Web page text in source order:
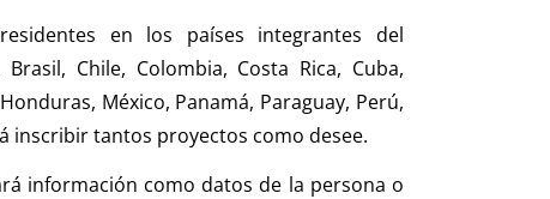
en los países integrantes del
Chile, Colombia, Costa Rica, Cuba,
México, Panamá, Paraguay, Perú,
inscribir tantos proyectos como desee.
información como datos de la persona o